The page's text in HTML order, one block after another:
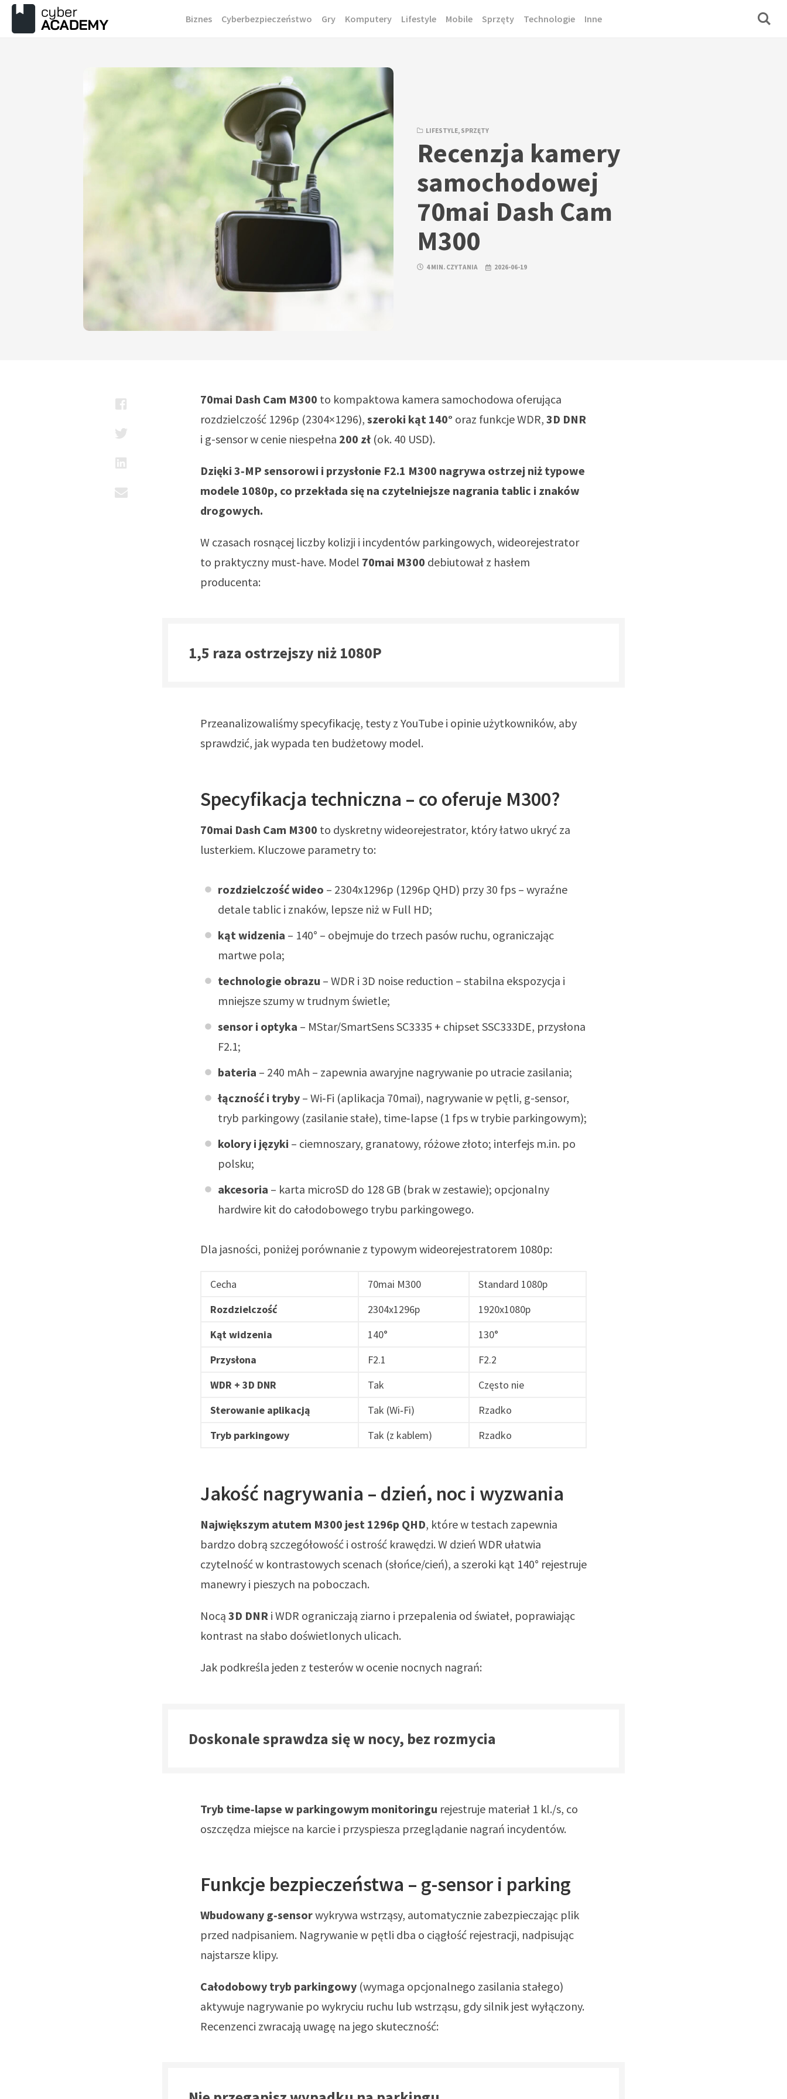
Przejdź
do
Biznes Cyberbezpieczeństwo Gry Komputery Lifestyle Mobile Sprzęty Technologie Inne
LIFESTYLE, SPRZĘTY
Recenzja kamery
samochodowej
70mai Dash Cam
M300
4 MIN. CZYTANIA 2026-06-19
70mai Dash Cam M300 to kompaktowa kamera samochodowa oferująca
rozdzielczość 1296p (2304×1296), szeroki kąt 140° oraz funkcje WDR, 3D DNR
i g-sensor w cenie niespełna 200 zł (ok. 40 USD).
Dzięki 3‑MP sensorowi i przysłonie F2.1 M300 nagrywa ostrzej niż typowe
modele 1080p, co przekłada się na czytelniejsze nagrania tablic i znaków
drogowych.
W czasach rosnącej liczby kolizji i incydentów parkingowych, wideorejestrator
to praktyczny must‑have. Model 70mai M300 debiutował z hasłem
producenta:
1,5 raza ostrzejszy niż 1080P
Przeanalizowaliśmy specyfikację, testy z YouTube i opinie użytkowników, aby
sprawdzić, jak wypada ten budżetowy model.
Specyfikacja techniczna – co oferuje M300?
70mai Dash Cam M300 to dyskretny wideorejestrator, który łatwo ukryć za
lusterkiem. Kluczowe parametry to:
rozdzielczość wideo – 2304x1296p (1296p QHD) przy 30 fps – wyraźne
detale tablic i znaków, lepsze niż w Full HD;
kąt widzenia – 140° – obejmuje do trzech pasów ruchu, ograniczając
martwe pola;
technologie obrazu – WDR i 3D noise reduction – stabilna ekspozycja i
mniejsze szumy w trudnym świetle;
sensor i optyka – MStar/SmartSens SC3335 + chipset SSC333DE, przysłona
F2.1;
bateria – 240 mAh – zapewnia awaryjne nagrywanie po utracie zasilania;
łączność i tryby – Wi‑Fi (aplikacja 70mai), nagrywanie w pętli, g-sensor,
tryb parkingowy (zasilanie stałe), time‑lapse (1 fps w trybie parkingowym);
kolory i języki – ciemnoszary, granatowy, różowe złoto; interfejs m.in. po
polsku;
akcesoria – karta microSD do 128 GB (brak w zestawie); opcjonalny
hardwire kit do całodobowego trybu parkingowego.
Dla jasności, poniżej porównanie z typowym wideorejestratorem 1080p:
Cecha 70mai M300
Standard 1080p
Rozdzielczość
2304x1296p
1920x1080p
Kąt widzenia
140°
130°
Przysłona
F2.1
F2.2
WDR + 3D DNR
Tak
Często nie
Sterowanie aplikacją
Tak (Wi‑Fi)
Rzadko
Tryb parkingowy
Tak (z kablem) Rzadko
Jakość nagrywania – dzień, noc i wyzwania
Największym atutem M300 jest 1296p QHD, które w testach zapewnia
bardzo dobrą szczegółowość i ostrość krawędzi. W dzień WDR ułatwia
czytelność w kontrastowych scenach (słońce/cień), a szeroki kąt 140° rejestruje
manewry i pieszych na poboczach.
Nocą 3D DNR i WDR ograniczają ziarno i przepalenia od świateł, poprawiając
kontrast na słabo doświetlonych ulicach.
Jak podkreśla jeden z testerów w ocenie nocnych nagrań:
Doskonale sprawdza się w nocy, bez rozmycia
Tryb time‑lapse w parkingowym monitoringu rejestruje materiał 1 kl./s, co
oszczędza miejsce na karcie i przyspiesza przeglądanie nagrań incydentów.
Funkcje bezpieczeństwa – g-sensor i parking
Wbudowany g‑sensorwykrywa wstrząsy, automatycznie zabezpieczając plik
przed nadpisaniem. Nagrywanie w pętli dba o ciągłość rejestracji, nadpisując
najstarsze klipy.
Całodobowy tryb parkingowy (wymaga opcjonalnego zasilania stałego)
aktywuje nagrywanie po wykryciu ruchu lub wstrząsu, gdy silnik jest wyłączony.
Recenzenci zwracają uwagę na jego skuteczność: